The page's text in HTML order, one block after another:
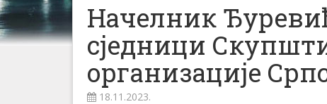
Начелник
сједници
организације
18.11.2023.